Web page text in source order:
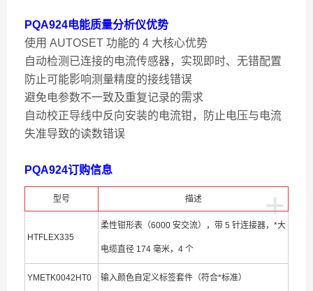
PQA924电能质量分析仪优势
使用 AUTOSET 功能的 4 大核心优势
自动检测已连接的电流传感器，实现即时、无错配置
防止可能影响测量精度的接线错误
避免电参数不一致及重复记录的需求
自动校正导线中反向安装的电流钳，防止电压与电流
失准导致的读数错误
PQA924订购信息
+
型号 描述
HTFLEX335
柔性钳形表（6000 安交流），带 5 针连接器，*大
电缆直径 174 毫米，4 个
YMETK0042HT0 输入颜色自定义标签套件（符合*标准）